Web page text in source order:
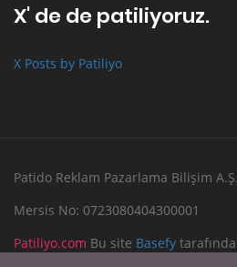
X' de de patiliyoruz.
X Posts by Patiliyo
Patido Reklam Pazarlama Bilişim A.Ş.
Mersis No: 0723080404300001
Patiliyo.com Bu site Basefy